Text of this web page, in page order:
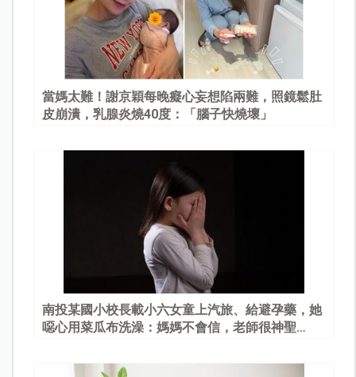
當媽太難！謝京穎每晚癡心妄想陷兩難，照鏡鬆肚
皮崩潰，乳腺炎燒40度：「腦子快燒壞」
南投某國小校長載小六女童上汽旅、給避孕藥，她
噁心用菜瓜布洗澡：媽媽不會信，老師很神聖…